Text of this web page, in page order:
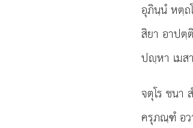
อุภินฺนํ หตฺถ
สิยา อาปตฺ
ปฺหา เมส
จตุโร ชนา
ครุภณฺฑํ อว